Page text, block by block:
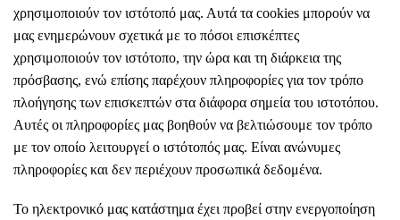
χρησιμοποιούν τον ιστότοπό μας. Αυτά τα cookies μπορούν να
μας ενημερώνουν σχετικά με το πόσοι επισκέπτες
χρησιμοποιούν τον ιστότοπο, την ώρα και τη διάρκεια της
πρόσβασης, ενώ επίσης παρέχουν πληροφορίες για τον τρόπο
πλοήγησης των επισκεπτών στα διάφορα σημεία του ιστοτόπου.
Αυτές οι πληροφορίες μας βοηθούν να βελτιώσουμε τον τρόπο
με τον οποίο λειτουργεί ο ιστότοπός μας. Είναι ανώνυμες
πληροφορίες και δεν περιέχουν προσωπικά δεδομένα.
Το ηλεκτρονικό μας κατάστημα έχει προβεί στην ενεργοποίηση